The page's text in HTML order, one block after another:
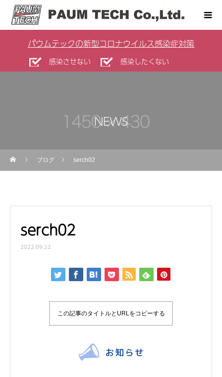
パウムテックの新型コロナウイルス感染症対策
感染させない 感染したくない
NEWS
ブログ serch02
serch02
2022.09.22
この記事のタイトルとURLをコピーする